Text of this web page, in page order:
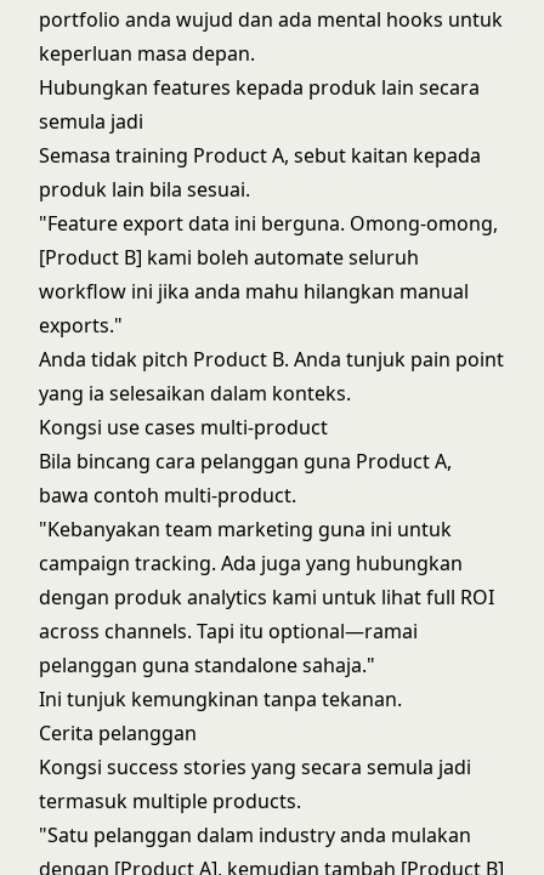
portfolio anda wujud dan ada mental hooks untuk
keperluan masa depan.
Hubungkan features kepada produk lain secara
semula jadi
Semasa training Product A, sebut kaitan kepada
produk lain bila sesuai.
"Feature export data ini berguna. Omong-omong,
[Product B] kami boleh automate seluruh
workflow ini jika anda mahu hilangkan manual
exports."
Anda tidak pitch Product B. Anda tunjuk pain point
yang ia selesaikan dalam konteks.
Kongsi use cases multi-product
Bila bincang cara pelanggan guna Product A,
bawa contoh multi-product.
"Kebanyakan team marketing guna ini untuk
campaign tracking. Ada juga yang hubungkan
dengan produk analytics kami untuk lihat full ROI
across channels. Tapi itu optional—ramai
pelanggan guna standalone sahaja."
Ini tunjuk kemungkinan tanpa tekanan.
Cerita pelanggan
Kongsi success stories yang secara semula jadi
termasuk multiple products.
"Satu pelanggan dalam industry anda mulakan
dengan [Product A], kemudian tambah [Product B]